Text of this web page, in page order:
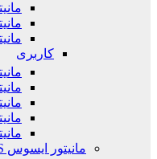
مانیتور
مانیتور
مانیتور
کاربری
مانیتور ایسوس ASUS